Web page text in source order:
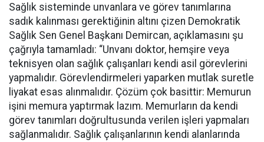
Sağlık sisteminde unvanlara ve görev tanımlarına
sadık kalınması gerektiğinin altını çizen Demokratik
Sağlık Sen Genel Başkanı Demircan, açıklamasını şu
çağrıyla tamamladı: “Unvanı doktor, hemşire veya
teknisyen olan sağlık çalışanları kendi asil görevlerini
yapmalıdır. Görevlendirmeleri yaparken mutlak suretle
liyakat esas alınmalıdır. Çözüm çok basittir: Memurun
işini memura yaptırmak lazım. Memurların da kendi
görev tanımları doğrultusunda verilen işleri yapmaları
sağlanmalıdır. Sağlık çalışanlarının kendi alanlarında